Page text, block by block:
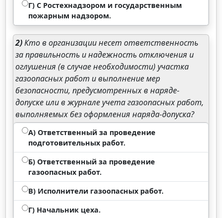
Г) С Ростехнадзором и государственным
пожарным надзором.
2)Кто в организации несет ответственность
за правильность и надежность отключения и
оглушения (в случае необходимости) участка
газоопасных работ и выполнение мер
безопасности, предусмотренных в наряде-
допуске или в журнале учета газоопасных работ,
выполняемых без оформления наряда-допуска?
А) Ответственный за проведение
подготовительных работ.
Б) Ответственный за проведение
газоопасных работ.
В) Исполнители газоопасных работ.
Г) Начальник цеха.